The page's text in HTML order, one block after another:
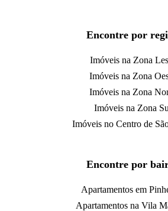
Encontre por
Imóveis na Zona
Imóveis na Zona
Imóveis na Zona
Imóveis na Zona
Imóveis no Centro de
Encontre por
Apartamentos em
Apartamentos na Vila